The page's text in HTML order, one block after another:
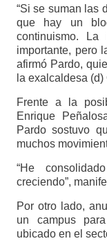
“Si se suman las
que hay un
continuismo.
importante, pero
afirmó Pardo,
la exalcaldesa
Frente a la
Enrique
Pardo sostuvo
muchos
“He
creciendo”,
Por otro lado,
un campus
ubicado en el